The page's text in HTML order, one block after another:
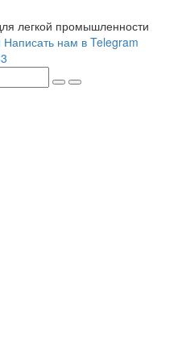
легкой промышленности
Написать нам в Telegram